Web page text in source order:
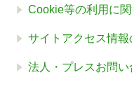
Cookie等の利用に
サイトアクセス情
法人・プレスお問い